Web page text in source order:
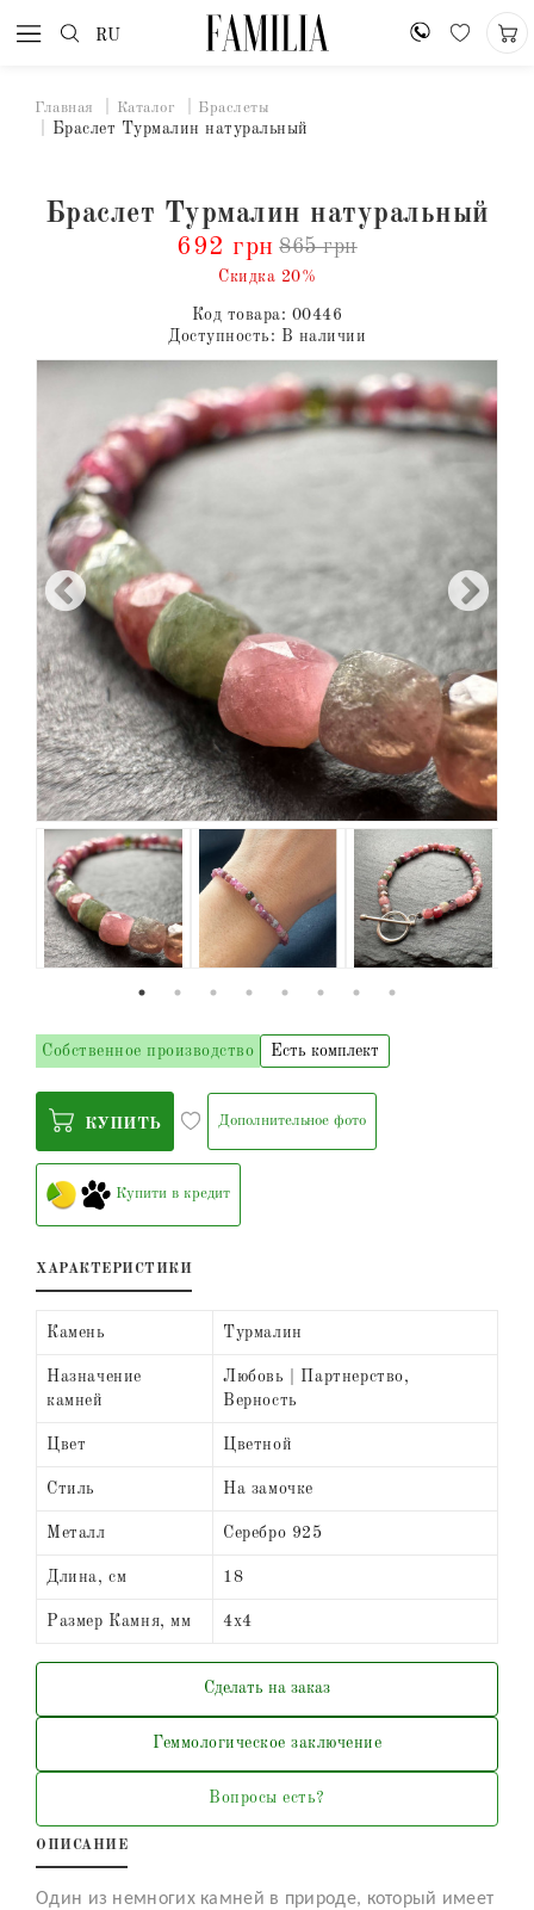
RU
Главная Каталог Браслеты
Браслет Турмалин натуральный
Браслет Турмалин натуральный
692 грн 865 грн
Скидка 20%
Код товара: 00446
Доступность: В наличии
Собственное производство Есть комплект
КУПИТЬ Дополнительное фото
Купити в кредит
ХАРАКТЕРИСТИКИ
Камень Турмалин
Назначение
камней
Любовь | Партнерство,
Верность
Цвет Цветной
Стиль На замочке
Металл Серебро 925
Длина, см 18
Размер Камня, мм 4х4
Сделать на заказ
Геммологическое заключение
Вопросы есть?
ОПИСАНИЕ
Один из немногих камней в природе, который имеет